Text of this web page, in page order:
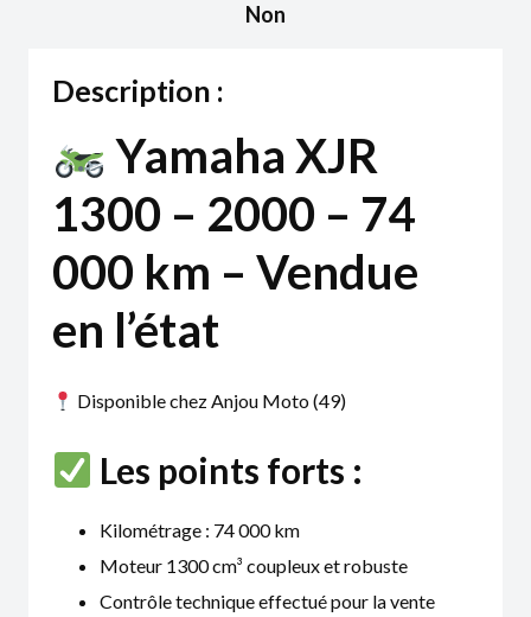
Non
Description :
Yamaha XJR
1300 – 2000 – 74
000 km – Vendue
en l’état
Disponible chez Anjou Moto (49)
Les points forts :
Kilométrage : 74 000 km
Moteur 1300 cm³ coupleux et robuste
Contrôle technique effectué pour la vente